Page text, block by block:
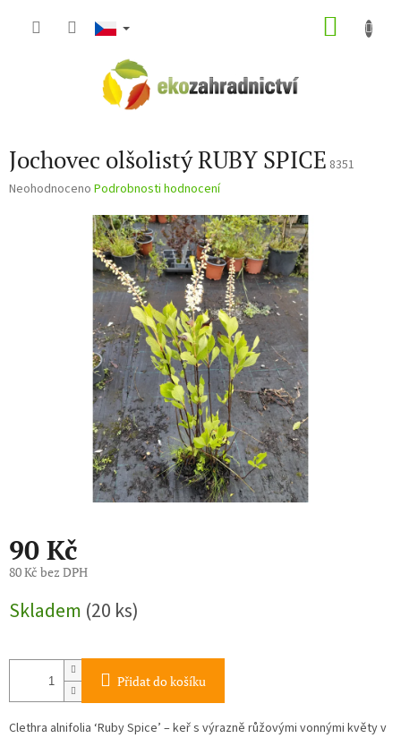
Jochovec olšolistý RUBY SPICE 8351
Průměrné
Neohodnoceno Podrobnosti hodnocení
90 Kč
80 Kč bez DPH
cena:
Skladem (20 ks)
Přidat do košíku
Clethra alnifolia ‘Ruby Spice’ – keř s výrazně růžovými vonnými květy v